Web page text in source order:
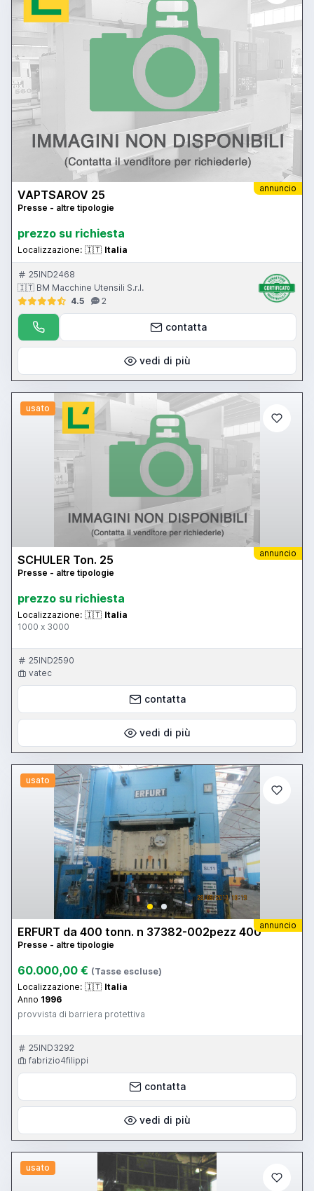
annuncio
VAPTSAROV 25
Presse - altre tipologie
prezzo su richiesta
Localizzazione: 🇮🇹 Italia
25IND2468
🇮🇹 BM Macchine Utensili S.r.l.
4.5
2
contatta
vedi di più
usato
annuncio
SCHULER Ton. 25
Presse - altre tipologie
prezzo su richiesta
Localizzazione: 🇮🇹 Italia
1000 x 3000
25IND2590
vatec
contatta
vedi di più
usato
annuncio
ERFURT da 400 tonn. n 37382-002pezz 400
Presse - altre tipologie
60.000,00 € (Tasse escluse)
Localizzazione: 🇮🇹 Italia
Anno 1996
provvista di barriera protettiva
25IND3292
fabrizio4filippi
contatta
vedi di più
usato